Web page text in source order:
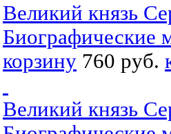
Великий князь
Биографические
корзину 760 руб.
Великий князь